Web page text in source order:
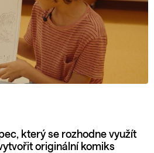
který se rozhodne využít
originální komiks